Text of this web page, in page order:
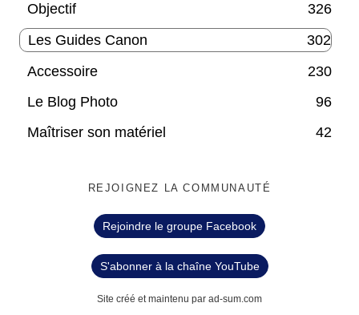
Objectif
326
Les Guides Canon
302
Accessoire
230
Le Blog Photo
96
Maîtriser son matériel
42
REJOIGNEZ LA COMMUNAUTÉ
Rejoindre le groupe Facebook
S'abonner à la chaîne YouTube
Site créé et maintenu par ad-sum.com